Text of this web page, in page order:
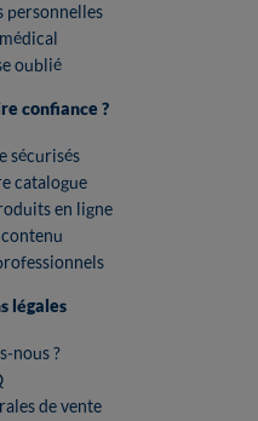
personnelles
oublié
confiance ?
sécurisés
catalogue
en ligne
légales
nous ?
de vente